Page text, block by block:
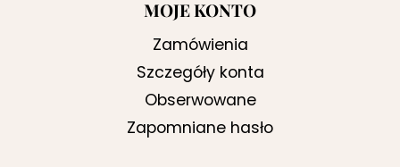
MOJE KONTO
Zamówienia
Szczegóły konta
Obserwowane
Zapomniane hasło